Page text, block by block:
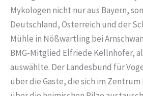
Mykologen nicht nur aus Bayern,
Deutschland, Österreich und der
Mühle in Nößwartling bei
BMG-Mitglied Elfriede Kellnhofer,
auswählte. Der Landesbund für
über die Gäste, die sich im